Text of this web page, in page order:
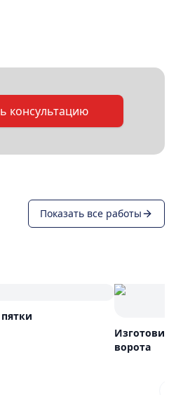
консультацию
Показать все работы
ворота